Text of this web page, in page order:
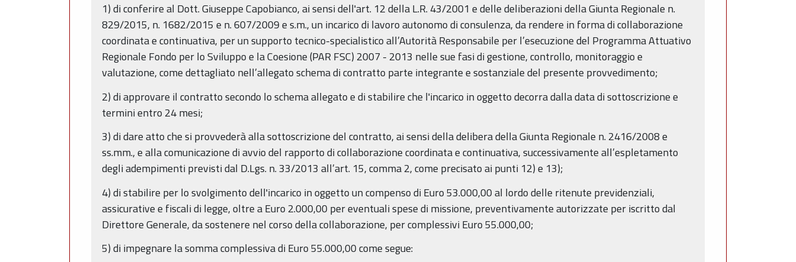
1) di conferire al Dott. Giuseppe Capobianco, ai sensi dell'art. 12 della L.R. 43/2001 e delle deliberazioni della Giunta Regionale n.
829/2015, n. 1682/2015 e n. 607/2009 e s.m., un incarico di lavoro autonomo di consulenza, da rendere in forma di collaborazione
coordinata e continuativa, per un supporto tecnico-specialistico all’Autorità Responsabile per l’esecuzione del Programma Attuativo
Regionale Fondo per lo Sviluppo e la Coesione (PAR FSC) 2007 - 2013 nelle sue fasi di gestione, controllo, monitoraggio e
valutazione, come dettagliato nell’allegato schema di contratto parte integrante e sostanziale del presente provvedimento;
2) di approvare il contratto secondo lo schema allegato e di stabilire che l'incarico in oggetto decorra dalla data di sottoscrizione e
termini entro 24 mesi;
3) di dare atto che si provvederà alla sottoscrizione del contratto, ai sensi della delibera della Giunta Regionale n. 2416/2008 e
ss.mm., e alla comunicazione di avvio del rapporto di collaborazione coordinata e continuativa, successivamente all’espletamento
degli adempimenti previsti dal D.Lgs. n. 33/2013 all’art. 15, comma 2, come precisato ai punti 12) e 13);
4) di stabilire per lo svolgimento dell'incarico in oggetto un compenso di Euro 53.000,00 al lordo delle ritenute previdenziali,
assicurative e fiscali di legge, oltre a Euro 2.000,00 per eventuali spese di missione, preventivamente autorizzate per iscritto dal
Direttore Generale, da sostenere nel corso della collaborazione, per complessivi Euro 55.000,00;
5) di impegnare la somma complessiva di Euro 55.000,00 come segue: